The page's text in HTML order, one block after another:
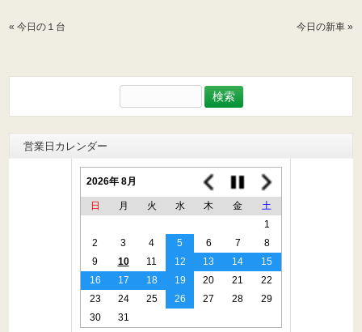
«今日の１台 今日の新車»
索:
営業日カレンダー
2026年 8月
日 月 火 水 木 金
土
1
2
3 4 5 6 7
8
9
10 11 12 13 14
15
16
17 18 19 20 21
22
23
24 25 26 27 28
29
30
31